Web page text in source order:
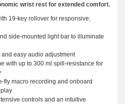
wrist rest for extended comfort.
19-key rollover for responsive,
side-mounted light bar to illuminate
easy audio adjustment
with up to 300 ml spill-resistance for
fly macro recording and onboard
controls and an intuitive